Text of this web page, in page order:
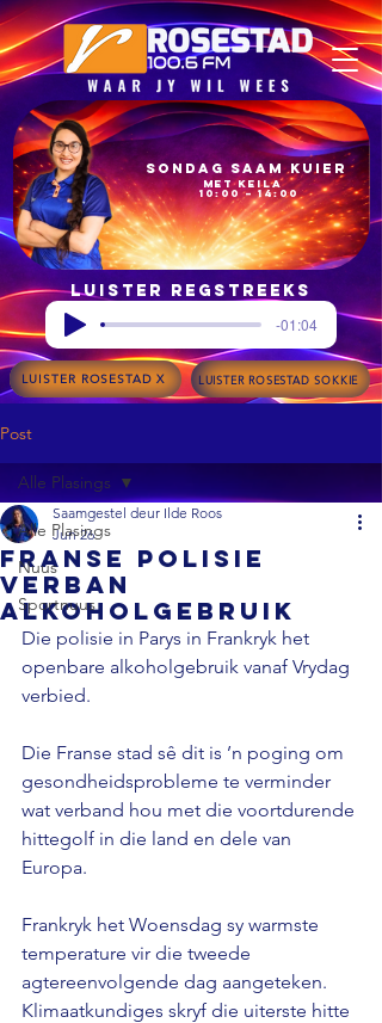
10:00 – 14:00
met Keila
Sondag Saam Kuier
Luister regstreeks
-01:04
LUISTER ROSESTAD X LUISTER ROSESTAD SOKKIE
Post
Alle Plasings
Nuus
Sportnuus
Alle Plasings
Franse polisie
verban
alkoholgebruik
Saamgestel deur Ilde Roos
Jun 26
Die polisie in Parys in Frankryk het
openbare alkoholgebruik vanaf Vrydag
verbied.
Die Franse stad sê dit is ’n poging om
gesondheidsprobleme te verminder
wat verband hou met die voortdurende
hittegolf in die land en dele van
Europa.
Frankryk het Woensdag sy warmste
temperature vir die tweede
agtereenvolgende dag aangeteken.
Klimaatkundiges skryf die uiterste hitte